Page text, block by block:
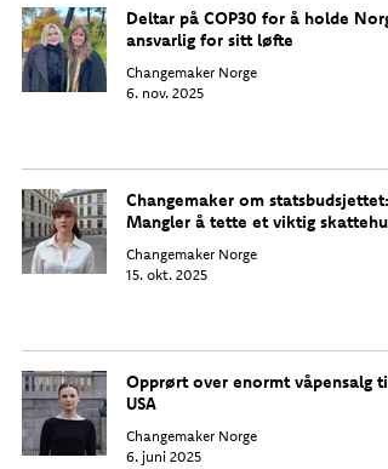
Deltar på COP30 for å holde
ansvarlig for sitt løfte
Changemaker Norge
6. nov. 2025
Changemaker om statsbudsjettet:
Mangler å tette et viktig skattehull
Changemaker Norge
15. okt. 2025
Opprørt over enormt våpensalg til
USA
Changemaker Norge
6. juni 2025